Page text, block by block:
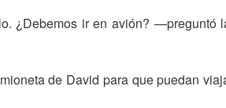
¿Debemos ir en avión? —preguntó
de David para que puedan